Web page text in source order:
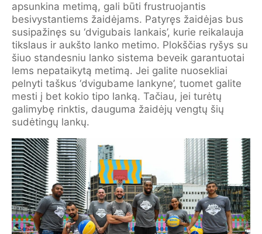
apsunkina metimą, gali būti frustruojantis
besivystantiems žaidėjams. Patyręs žaidėjas bus
susipažinęs su ‘dvigubais lankais’, kurie reikalauja
tikslaus ir aukšto lanko metimo. Plokščias ryšys su
šiuo standesniu lanko sistema beveik garantuotai
lems nepataikytą metimą. Jei galite nuosekliai
pelnyti taškus ‘dvigubame lankyne’, tuomet galite
mesti į bet kokio tipo lanką. Tačiau, jei turėtų
galimybę rinktis, dauguma žaidėjų vengtų šių
sudėtingų lankų.